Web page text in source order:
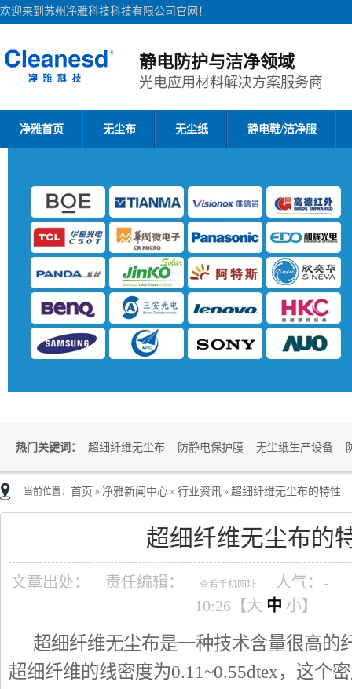
欢迎来到苏州净雅科技科技有限公司官网！
静电防护与洁净领域
光电应用材料解决方案服务商
净雅首页 无尘布 无尘纸 静电鞋/洁净服
热门关键词： 超细纤维无尘布 防静电保护膜 无尘纸生产设备
当前位置： 首页 » 净雅新闻中心 » 行业资讯 » 超细纤维无尘布的特性
超细纤维无尘布的
文章出处： 责任编辑： 查看手机网址 人气： -
10:26【大 中 小】
超细纤维无尘布是一种技术含量很高的
超细纤维的线密度为0.11~0.55dtex，这个